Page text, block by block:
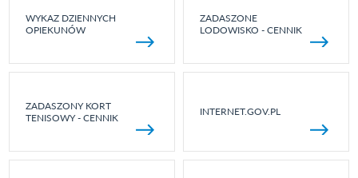
WYKAZ DZIENNYCH
OPIEKUNÓW
ZADASZONE
LODOWISKO - CENNIK
ZADASZONY KORT
TENISOWY - CENNIK
INTERNET.GOV.PL